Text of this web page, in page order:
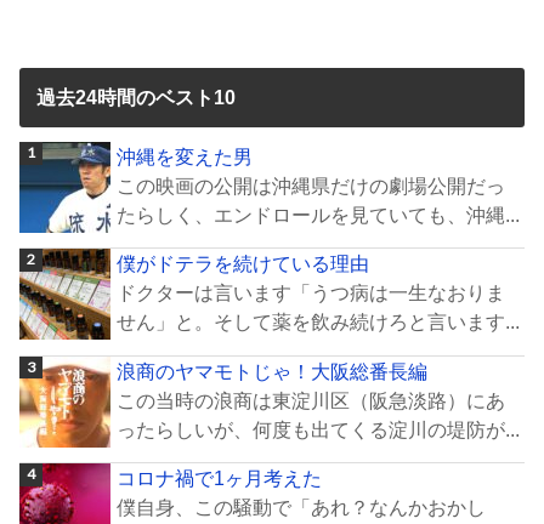
過去24時間のベスト10
沖縄を変えた男
この映画の公開は沖縄県だけの劇場公開だっ
たらしく、エンドロールを見ていても、沖縄...
僕がドテラを続けている理由
ドクターは言います「うつ病は一生なおりま
せん」と。そして薬を飲み続けろと言います...
浪商のヤマモトじゃ！大阪総番長編
この当時の浪商は東淀川区（阪急淡路）にあ
ったらしいが、何度も出てくる淀川の堤防が...
コロナ禍で1ヶ月考えた
僕自身、この騒動で「あれ？なんかおかし